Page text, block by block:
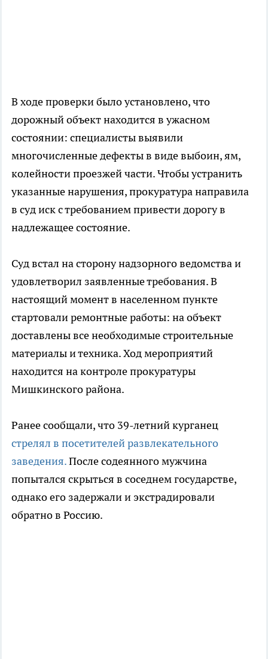
В ходе проверки было установлено, что
дорожный объект находится в ужасном
состоянии: специалисты выявили
многочисленные дефекты в виде выбоин, ям,
колейности проезжей части. Чтобы устранить
указанные нарушения, прокуратура направила
в суд иск с требованием привести дорогу в
надлежащее состояние.
Суд встал на сторону надзорного ведомства и
удовлетворил заявленные требования. В
настоящий момент в населенном пункте
стартовали ремонтные работы: на объект
доставлены все необходимые строительные
материалы и техника. Ход мероприятий
находится на контроле прокуратуры
Мишкинского района.
Ранее сообщали, что 39-летний курганец
стрелял в посетителей развлекательного
заведения.После содеянного мужчина
попытался скрыться в соседнем государстве,
однако его задержали и экстрадировали
обратно в Россию.